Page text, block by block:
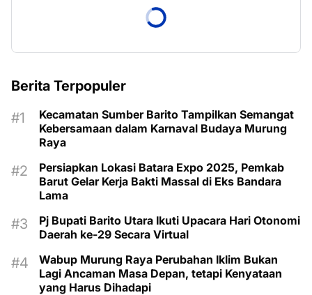
Berita Terpopuler
Kecamatan Sumber Barito Tampilkan Semangat
Kebersamaan dalam Karnaval Budaya Murung
Raya
Persiapkan Lokasi Batara Expo 2025, Pemkab
Barut Gelar Kerja Bakti Massal di Eks Bandara
Lama
Pj Bupati Barito Utara Ikuti Upacara Hari Otonomi
Daerah ke-29 Secara Virtual
Wabup Murung Raya Perubahan Iklim Bukan
Lagi Ancaman Masa Depan, tetapi Kenyataan
yang Harus Dihadapi